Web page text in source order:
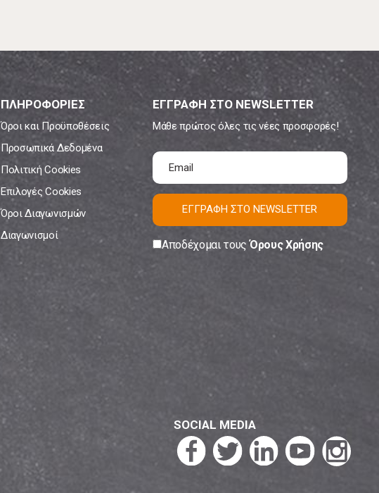
ΠΛΗΡΟΦΟΡΙΕΣ
Όροι και Προϋποθέσεις
Προσωπικά Δεδομένα
Πολιτική Cookies
Επιλογές Cookies
Όροι Διαγωνισμών
Διαγωνισμοί
ΕΓΓΡΑΦΗ ΣΤΟ NEWSLETTER
Μάθε πρώτος όλες τις νέες προσφορές!
ΕΓΓΡΑΦΗ ΣΤΟ NEWSLETTER
Αποδέχομαι τουςΌρους Χρήσης
SOCIAL MEDIA